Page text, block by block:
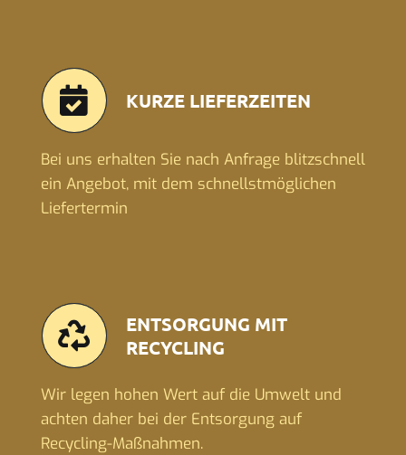
KURZE LIEFERZEITEN
Bei uns erhalten Sie nach Anfrage blitzschnell
ein Angebot, mit dem schnellstmöglichen
Liefertermin
ENTSORGUNG MIT
RECYCLING
Wir legen hohen Wert auf die Umwelt und
achten daher bei der Entsorgung auf
Recycling-Maßnahmen.